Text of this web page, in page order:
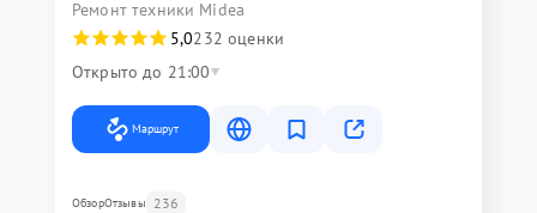
Ремонт техники Midea
5,0232 оценки
Открыто до 21:00
Маршрут
ОбзорОтзывы 236